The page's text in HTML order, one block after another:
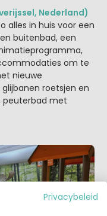
Nederland)
alles in huis voor een
buitenbad, een
om te
nieuwe
roetsjen en
peuterbad met
Privacybeleid